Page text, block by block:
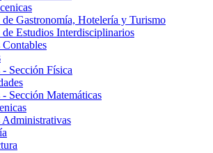
de Gastronomía, Hotelería y Turismo
de Estudios Interdisciplinarios
Sección Física
Sección Matemáticas
Administrativas